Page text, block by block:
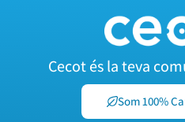
Cecot és la teva
Som 100%